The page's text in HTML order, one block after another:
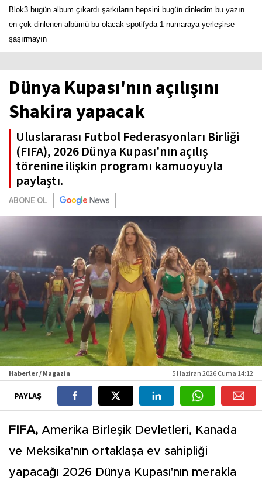
Blok3 bugün album çıkardı şarkıların hepsini bugün dinledim bu yazın
en çok dinlenen albümü bu olacak spotifyda 1 numaraya yerleşirse
şaşırmayın
Dünya Kupası'nın açılışını
Shakira yapacak
Uluslararası Futbol Federasyonları Birliği
(FIFA), 2026 Dünya Kupası'nın açılış
törenine ilişkin programı kamuoyuyla
paylaştı.
ABONE OL
Haberler / Magazin 5 Haziran 2026 Cuma 14:12
PAYLAŞ
FIFA, Amerika Birleşik Devletleri, Kanada
ve Meksika'nın ortaklaşa ev sahipliği
yapacağı 2026 Dünya Kupası'nın merakla